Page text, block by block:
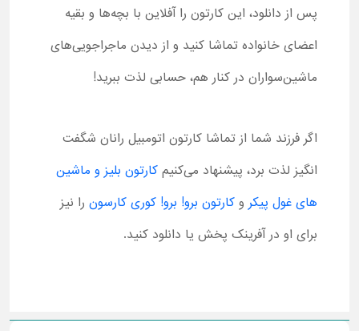
پس از دانلود، این کارتون را آفلاین با بچه‌ها و بقیه
اعضای خانواده تماشا کنید و از دیدن ماجراجویی‌های
ماشین‌سواران در کنار هم، حسابی لذت ببرید!
اگر فرزند شما از تماشا کارتون اتومبیل رانان شگفت
انگیز لذت برد، پیشنهاد می‌کنیم کارتون بلیز و ماشین
های غول پیکر و کارتون برو! برو! کوری کارسون را نیز
برای او در آفرینک پخش یا دانلود کنید.